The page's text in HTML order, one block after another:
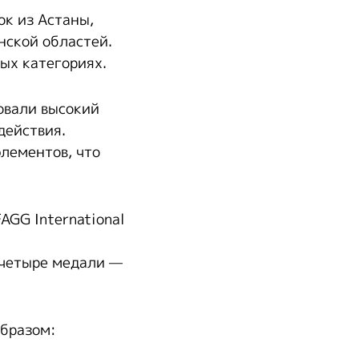
из Астаны,
областей.
категориях.
высокий
что
International
медали —